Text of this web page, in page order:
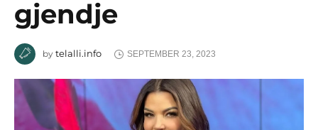
gjendje
by telalli.info SEPTEMBER 23, 2023